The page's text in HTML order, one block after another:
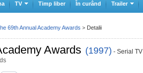
TV Timp liber În curând Trailer
Awards (1997) - Serial TV
69th Annual Academy Awards > Detalii